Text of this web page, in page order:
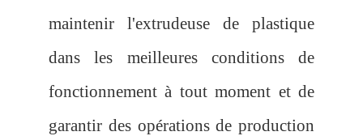
maintenir l'extrudeuse de plastique
dans les meilleures conditions de
fonctionnement à tout moment et de
garantir des opérations de production